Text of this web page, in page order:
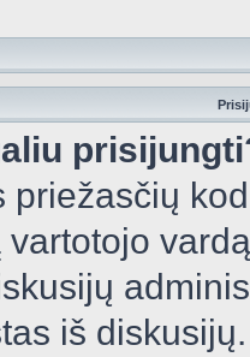
priežasčių
iš